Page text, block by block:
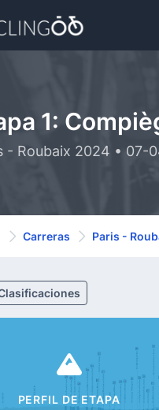
1:
- Roubaix 2024 • 07-
Carreras Paris -
PERFIL DE ETAPA